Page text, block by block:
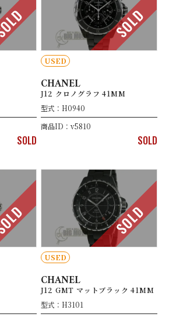
SOLD
SOLD
USED
CHANEL
J12 クロノグラフ 41MM
型式：H0940
商品ID：v5810
SOLD
SOLD
USED
CHANEL
J12 GMT マットブラック 41MM
型式：H3101